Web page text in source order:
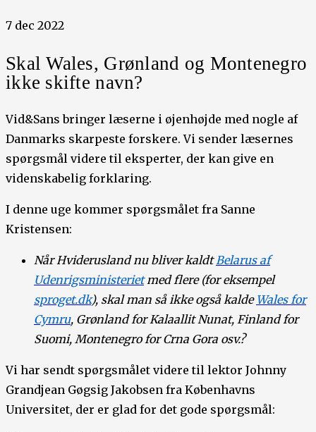
7 dec 2022
Skal Wales, Grønland og Montenegro
ikke skifte navn?
Vid&Sans bringer læserne i øjenhøjde med nogle af
Danmarks skarpeste forskere. Vi sender læsernes
spørgsmål videre til eksperter, der kan give en
videnskabelig forklaring.
I denne uge kommer spørgsmålet fra Sanne
Kristensen:
Når Hviderusland nu bliver kaldt Belarus af
Udenrigsministerietmed flere (for eksempel
sproget.dk), skal man så ikke også kalde Wales for
Cymru, Grønland for Kalaallit Nunat, Finland for
Suomi, Montenegro for Crna Gora osv.?
Vi har sendt spørgsmålet videre til lektor Johnny
Grandjean Gøgsig Jakobsen fra Københavns
Universitet, der er glad for det gode spørgsmål: